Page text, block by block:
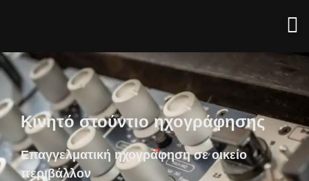
Κινητό στούντιο ηχογράφησης
Επαγγελματική ηχογράφηση σε οικείο
περιβάλλον